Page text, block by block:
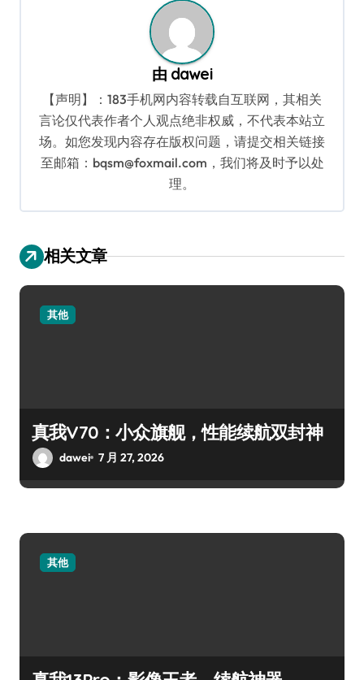
由 dawei
【声明】：183手机网内容转载自互联网，其相关
言论仅代表作者个人观点绝非权威，不代表本站立
场。如您发现内容存在版权问题，请提交相关链接
至邮箱：bqsm@foxmail.com，我们将及时予以处
理。
相关文章
其他
真我V70：小众旗舰，性能续航双封神
dawei 7 月 27, 2026
其他